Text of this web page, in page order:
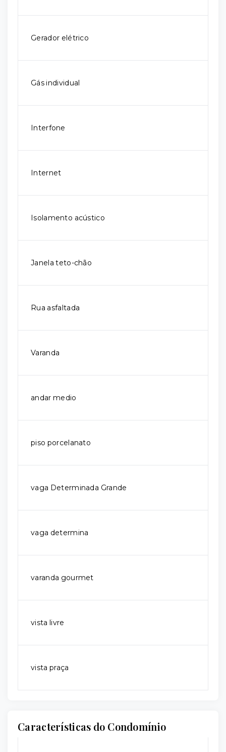
Gerador elétrico
Gás individual
Interfone
Internet
Isolamento acústico
Janela teto-chão
Rua asfaltada
Varanda
andar medio
piso porcelanato
vaga Determinada Grande
vaga determina
varanda gourmet
vista livre
vista praça
Características do Condomínio